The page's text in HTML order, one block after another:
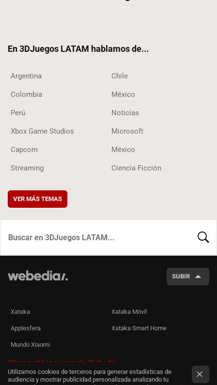
En 3DJuegos LATAM hablamos de...
Argentina Chile
Colombia México
Perú Noticias
Xbox Game Studios Microsoft
Capcom México
Streaming Ciencia Ficción
VER MÁS TEMAS
SUBIR
Xataka Xataka Móvil
Applesfera Xataka Smart Home
Mundo Xiaomi
Otras publicaciones de Webedia
Utilizamos cookies de terceros para generar estadísticas de
audiencia y mostrar publicidad personalizada analizando tu